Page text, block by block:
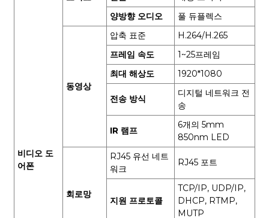
비디오 도
어폰
양방향 오디오
풀 듀플렉스
동영상
압축 표준
H.264/H.265
프레임 속도
1~25프레임
최대 해상도
1920*1080
전송 방식
디지털 네트워크 전
송
IR 램프
6개의 5mm
850nm LED
회로망
RJ45 유선 네트
워크
RJ45 포트
지원 프로토콜
TCP/IP, UDP/IP,
DHCP, RTMP,
MUTP